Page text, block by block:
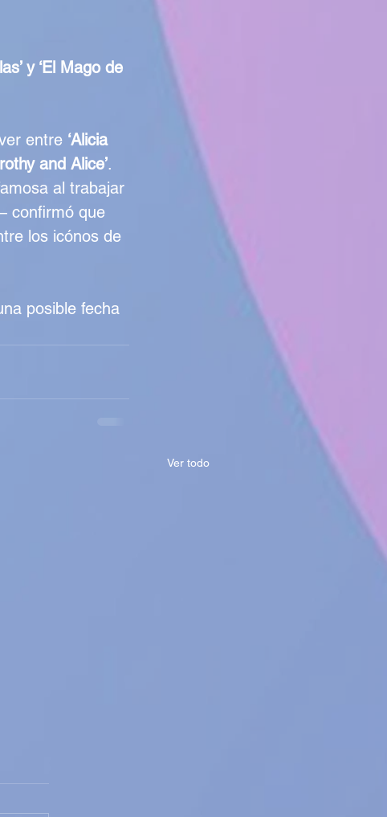
y ‘El Mago de
entre ‘Alicia
and Alice’.
al trabajar
confirmó que
los icónos de
posible fecha
Ver todo